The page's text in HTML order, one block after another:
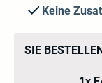
Keine
SIE